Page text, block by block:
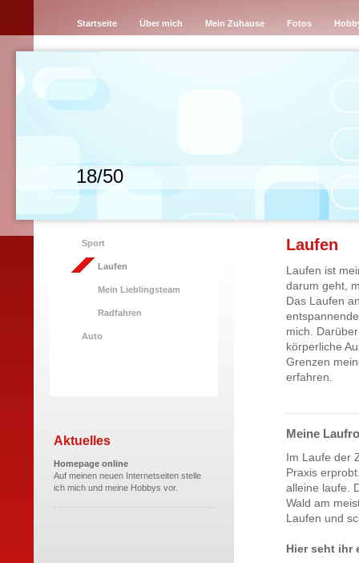
Startseite Über mich Mein Zuhause Fotos
18/50
Sport
Laufen
Mein Lieblingsteam
Radfahren
Auto
Aktuelles
Homepage online
Auf meinen neuen Internetseiten stelle
ich mich und meine Hobbys vor.
Laufen
Laufen ist
darum geht,
Das Laufen
mich.
körperliche
Grenzen
erfahren.
Meine
Im Laufe der
Praxis
alleine laufe.
Wald am
Laufen und
Hier seht ihr